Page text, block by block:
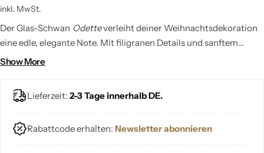
inkl. MwSt.
Der Glas-Schwan Odetteverleiht deiner Weihnachtsdekoration
eine edle, elegante Note. Mit filigranen Details und sanftem
Schimmer bringt er zeitlose Schönheit und handwerkliche
Show More
Lieferzeit: 2-3 Tage innerhalb DE.
Rabattcode erhalten: Newsletter abonnieren